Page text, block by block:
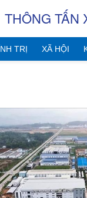
THÔNG TẤN
TRỊ XÃ HỘI